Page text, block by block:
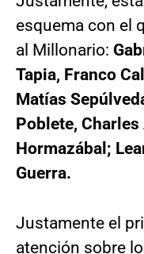
esquema con el
al Millonario:
Tapia, Franco
Matías
Poblete,
Hormazábal;
Guerra.
Justamente el
atención sobre